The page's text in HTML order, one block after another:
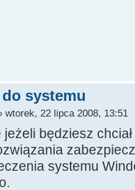
systemu
wtorek, 22 lipca 2008, 13:51
jeżeli będziesz
systemu